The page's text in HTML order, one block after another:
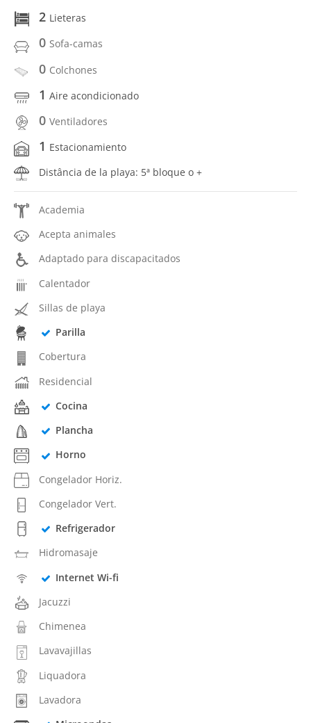
2 Lieteras
0 Sofa-camas
0 Colchones
1 Aire acondicionado
0 Ventiladores
1 Estacionamiento
Distância de la playa: 5ª bloque o +
Academia
Acepta animales
Adaptado para discapacitados
Calentador
Sillas de playa
Parilla
Cobertura
Residencial
Cocina
Plancha
Horno
Congelador Horiz.
Congelador Vert.
Refrigerador
Hidromasaje
Internet Wi-fi
Jacuzzi
Chimenea
Lavavajillas
Liquadora
Lavadora